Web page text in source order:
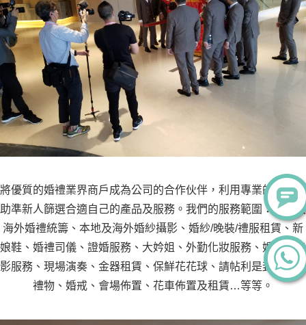
將優質的婚禮業界商戶成為公司的合作伙伴，利用專業的知識協
助準新人篩選合適自己的產品及服務。我們的服務範圍：本地及
海外婚禮統籌、本地及海外婚紗攝影、婚紗/晚裝/禮服租賃、新
娘鞋、婚禮司儀、證婚服務、大妗姐、外勤化妝服務、婚禮攝錄
影服務、現場演奏、金器租賃、保鮮花花球、請帖利是封、回禮
禮物、婚戒、會場佈置、花車佈置及租賃…等等。